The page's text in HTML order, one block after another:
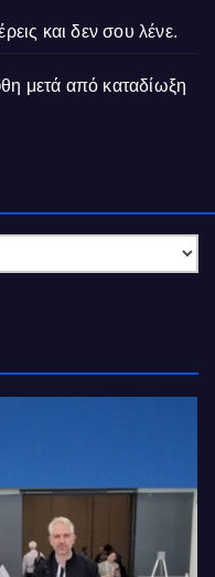
και δεν σου λένε.
μετά από καταδίωξη